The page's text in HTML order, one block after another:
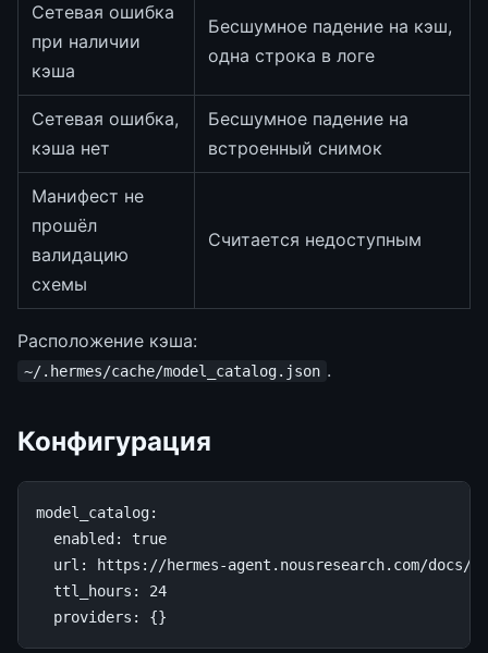
Сетевая ошибка
при наличии
кэша
Бесшумное падение на кэш,
одна строка в логе
Сетевая ошибка,
кэша нет
Бесшумное падение на
встроенный снимок
Манифест не
прошёл
валидацию
схемы
Считается недоступным
Расположение кэша:
~/.hermes/cache/model_catalog.json .
Конфигурация
model_catalog:
enabled :
true
url :
https://hermes-agent.nousresearch.com/docs/
ttl_hours :
24
providers : {}